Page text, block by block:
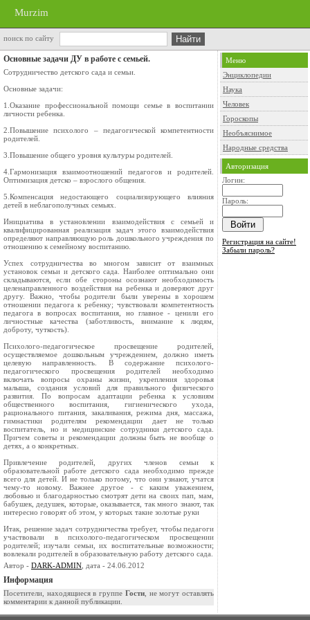
Murzim
поиск по сайту
Основные задачи ДУ в работе с семьей.
Сотрудничество детского сада и семьи.
Основные задачи:
1.Оказание профессиональной помощи семье в воспитании
личности ребенка.
2.Повышение психолого – педагогической компетентности
родителей.
3.Повышение общего уровня культуры родителей.
4.Гармонизация взаимоотношений педагогов и родителей.
Оптимизация детско – взрослого общения.
5.Компенсация недостающего социализирующего влияния
детей в неблагополучных семьях.
Инициатива в установлении взаимодействия с семьей и
квалифицированная реализация задач этого взаимодействия
определяют направляющую роль дошкольного учреждения по
отношению к семейному воспитанию.
Успех сотрудничества во многом зависит от взаимных
установок семьи и детского сада. Наиболее оптимально они
складываются, если обе стороны осознают необходимость
целенаправленного воздействия на ребенка и доверяют друг
другу. Важно, чтобы родители были уверены в хорошем
отношении педагога к ребенку; чувствовали компетентность
педагога в вопросах воспитания, но главное - ценили его
личностные качества (заботливость, внимание к людям,
доброту, чуткость).
Психолого-педагогическое просвещение родителей,
осуществляемое дошкольным учреждением, должно иметь
целевую направленность. В содержание психолого-
педагогического просвещения родителей необходимо
включать вопросы охраны жизни, укрепления здоровья
малыша, создания условий для правильного физического
развития. По вопросам адаптации ребенка к условиям
общественного воспитания, гигиенического ухода,
рационального питания, закаливания, режима дня, массажа,
гимнастики родителям рекомендации дает не только
воспитатель, но и медицинские сотрудники детского сада.
Причем советы и рекомендации должны быть не вообще о
детях, а о конкретных.
Привлечение родителей, других членов семьи к
образовательной работе детского сада необходимо прежде
всего для детей. И не только потому, что они узнают, учатся
чему-то новому. Важнее другое - с каким уважением,
любовью и благодарностью смотрят дети на своих пап, мам,
бабушек, дедушек, которые, оказывается, так много знают, так
интересно говорят об этом, у которых такие золотые руки
Итак, решение задач сотрудничества требует, чтобы педагоги
участвовали в психолого-педагогическом просвещении
родителей; изучали семьи, их воспитательные возможности;
вовлекали родителей в образовательную работу детского сада.
Автор - DARK-ADMIN , дата - 24.06.2012
Информация
Посетители, находящиеся в группе Гости, не могут оставлять
комментарии к данной публикации.
Меню
Энциклопедии
Наука
Человек
Гороскопы
Необъяснимое
Народные средства
Авторизация
Логин:
Пароль:
Регистрация на сайте!
Забыли пароль?